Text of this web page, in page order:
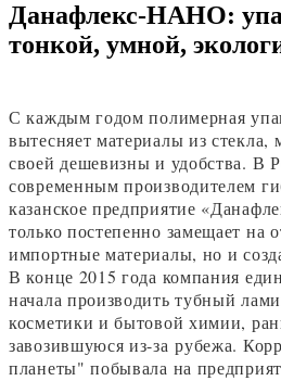
Данафлекс-НАНО:
тонкой, умной,
С каждым годом полимерная
вытесняет материалы из стекла,
своей дешевизны и удобства. В
современным производителем
казанское предприятие
только постепенно замещает на
импортные материалы, но и
В конце 2015 года компания
начала производить тубный
косметики и бытовой химии,
завозившуюся из-за рубежа.
планеты" побывала на